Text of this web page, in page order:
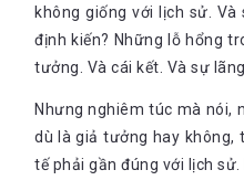
không giống với lịch sử.
định kiến? Những lỗ hổng
tưởng. Và cái kết. Và sự
Nhưng nghiêm túc mà nói,
dù là giả tưởng hay
tế phải gần đúng với lịch